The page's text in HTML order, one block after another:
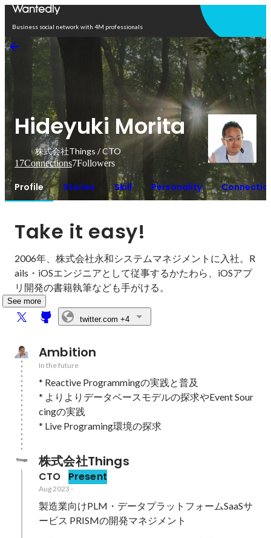
Business social network with 4M professionals
Hideyuki Morita
株式会社Things / CTO
17Connections7Followers
Profile Stories Skill Personality
Take it easy!
2006年、株式会社永和システムマネジメントに入社。R
ails・iOSエンジニアとして従事するかたわら、iOSアプ
リ開発の書籍執筆なども手がける。
See more
twitter.com +4
Ambition
In the future
* Reactive Programmingの実践と普及
* よりよりデータベースモデルの探求やEvent Sour
cingの実践
* Live Programing環境の探求
株式会社Things
CTO Present
Aug 2023 -
製造業向けPLM・データプラットフォームSaaSサ
ービス PRISMの開発マネジメント